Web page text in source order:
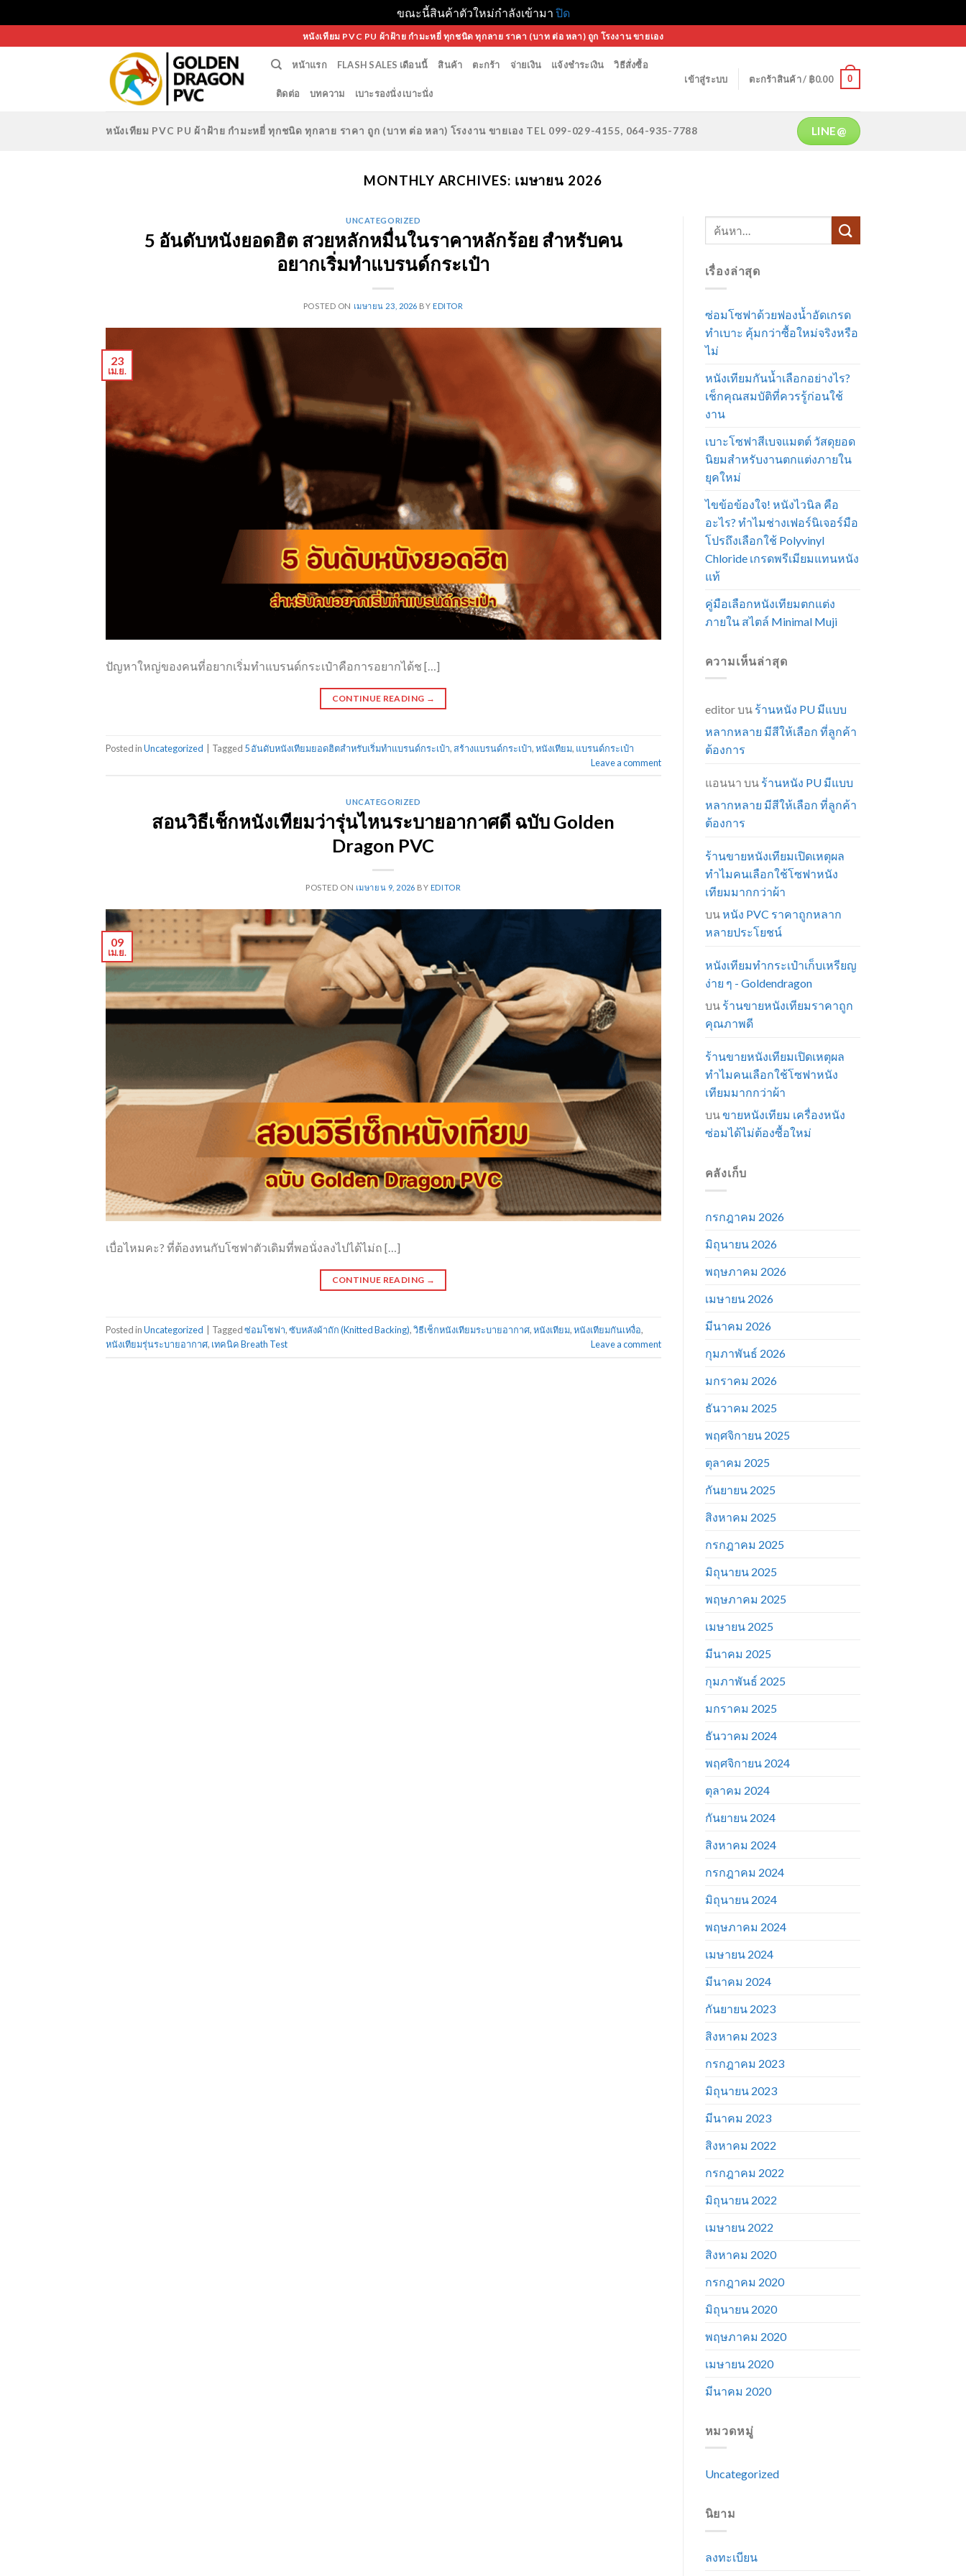
ขณะนี้สินค้าตัวใหม่กำลังเข้ามา ปิด
to
หนังเทียม PVC PU ผ้าฝ้าย กำมะหยี่ ทุกชนิด ทุกลาย ราคา (บาท ต่อ หลา) ถูก โรงงาน ขายเอง
หน้าแรก FLASH SALES เดือนนี้ สินค้า ตะกร้า จ่ายเงิน แจ้งชำระเงิน วิธีสั่งซื้อ
ติดต่อ บทความ เบาะรองนั่ง เบาะนั่ง
เข้าสู่ระบบ ตะกร้าสินค้า / ฿0.00 0
หนังเทียม PVC PU ผ้าฝ้าย กำมะหยี่ ทุกชนิด ทุกลาย ราคา ถูก (บาท ต่อ หลา) โรงงาน ขายเอง TEL 099-029-4155, 064-935-7788 LINE@
MONTHLY ARCHIVES: เมษายน 2026
UNCATEGORIZED
5 อันดับหนังยอดฮิต สวยหลักหมื่นในราคาหลักร้อย สำหรับคน
อยากเริ่มทำแบรนด์กระเป๋า
POSTED ON เมษายน 23, 2026 BYEDITOR
23
เม.ย.
ปัญหาใหญ่ของคนที่อยากเริ่มทำแบรนด์กระเป๋าคือการอยากได้ช […]
CONTINUE READING →
Posted inUncategorized Tagged 5 อันดับหนังเทียมยอดฮิตสำหรับเริ่มทำแบรนด์กระเป๋า,สร้างแบรนด์กระเป๋า,หนังเทียม, แบรนด์กระเป๋า
Leave a comment
UNCATEGORIZED
สอนวิธีเช็กหนังเทียมว่ารุ่นไหนระบายอากาศดี ฉบับ Golden
Dragon PVC
POSTED ON เมษายน 9, 2026 BY EDITOR
09
เม.ย.
เบื่อไหมคะ? ที่ต้องทนกับโซฟาตัวเดิมที่พอนั่งลงไปได้ไม่ถ […]
CONTINUE READING →
Posted inUncategorized Taggedซ่อมโซฟา,ซับหลังผ้าถัก (Knitted Backing),วิธีเช็กหนังเทียมระบายอากาศ,หนังเทียม,หนังเทียมกันเหงื่อ,
หนังเทียมรุ่นระบายอากาศ, เทคนิค Breath Test Leave a comment
เรื่องล่าสุด
ซ่อมโซฟาด้วยฟองน้ำอัดเกรด
ทำเบาะ คุ้มกว่าซื้อใหม่จริงหรือ
ไม่
หนังเทียมกันน้ำเลือกอย่างไร?
เช็กคุณสมบัติที่ควรรู้ก่อนใช้
งาน
เบาะโซฟาสีเบจแมตต์ วัสดุยอด
นิยมสำหรับงานตกแต่งภายใน
ยุคใหม่
ไขข้อข้องใจ! หนังไวนิล คือ
อะไร? ทำไมช่างเฟอร์นิเจอร์มือ
โปรถึงเลือกใช้ Polyvinyl
Chloride เกรดพรีเมียมแทนหนัง
แท้
คู่มือเลือกหนังเทียมตกแต่ง
ภายใน สไตล์ Minimal Muji
ความเห็นล่าสุด
editorบน ร้านหนัง PU มีแบบ
หลากหลาย มีสีให้เลือก ที่ลูกค้า
ต้องการ
แอนนา บน ร้านหนัง PU มีแบบ
หลากหลาย มีสีให้เลือก ที่ลูกค้า
ต้องการ
ร้านขายหนังเทียมเปิดเหตุผล
ทำไมคนเลือกใช้โซฟาหนัง
เทียมมากกว่าผ้า
บนหนัง PVC ราคาถูกหลาก
หลายประโยชน์
หนังเทียมทำกระเป๋าเก็บเหรียญ
ง่าย ๆ - Goldendragon
บน ร้านขายหนังเทียมราคาถูก
คุณภาพดี
ร้านขายหนังเทียมเปิดเหตุผล
ทำไมคนเลือกใช้โซฟาหนัง
เทียมมากกว่าผ้า
บนขายหนังเทียม เครื่องหนัง
ซ่อมได้ไม่ต้องซื้อใหม่
คลังเก็บ
กรกฎาคม 2026
มิถุนายน 2026
พฤษภาคม 2026
เมษายน 2026
มีนาคม 2026
กุมภาพันธ์ 2026
มกราคม 2026
ธันวาคม 2025
พฤศจิกายน 2025
ตุลาคม 2025
กันยายน 2025
สิงหาคม 2025
กรกฎาคม 2025
มิถุนายน 2025
พฤษภาคม 2025
เมษายน 2025
มีนาคม 2025
กุมภาพันธ์ 2025
มกราคม 2025
ธันวาคม 2024
พฤศจิกายน 2024
ตุลาคม 2024
กันยายน 2024
สิงหาคม 2024
กรกฎาคม 2024
มิถุนายน 2024
พฤษภาคม 2024
เมษายน 2024
มีนาคม 2024
กันยายน 2023
สิงหาคม 2023
กรกฎาคม 2023
มิถุนายน 2023
มีนาคม 2023
สิงหาคม 2022
กรกฎาคม 2022
มิถุนายน 2022
เมษายน 2022
สิงหาคม 2020
กรกฎาคม 2020
มิถุนายน 2020
พฤษภาคม 2020
เมษายน 2020
มีนาคม 2020
หมวดหมู่
Uncategorized
นิยาม
ลงทะเบียน